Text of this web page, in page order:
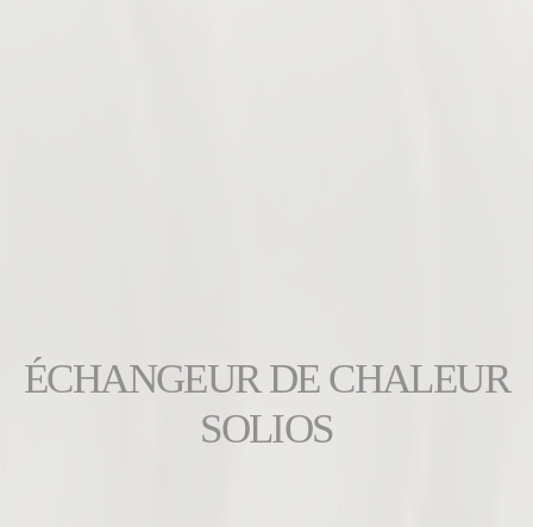
ÉCHANGEUR DE CHALEUR
SOLIOS